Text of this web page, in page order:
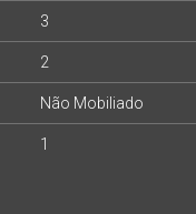
3
2
Não Mobiliado
1